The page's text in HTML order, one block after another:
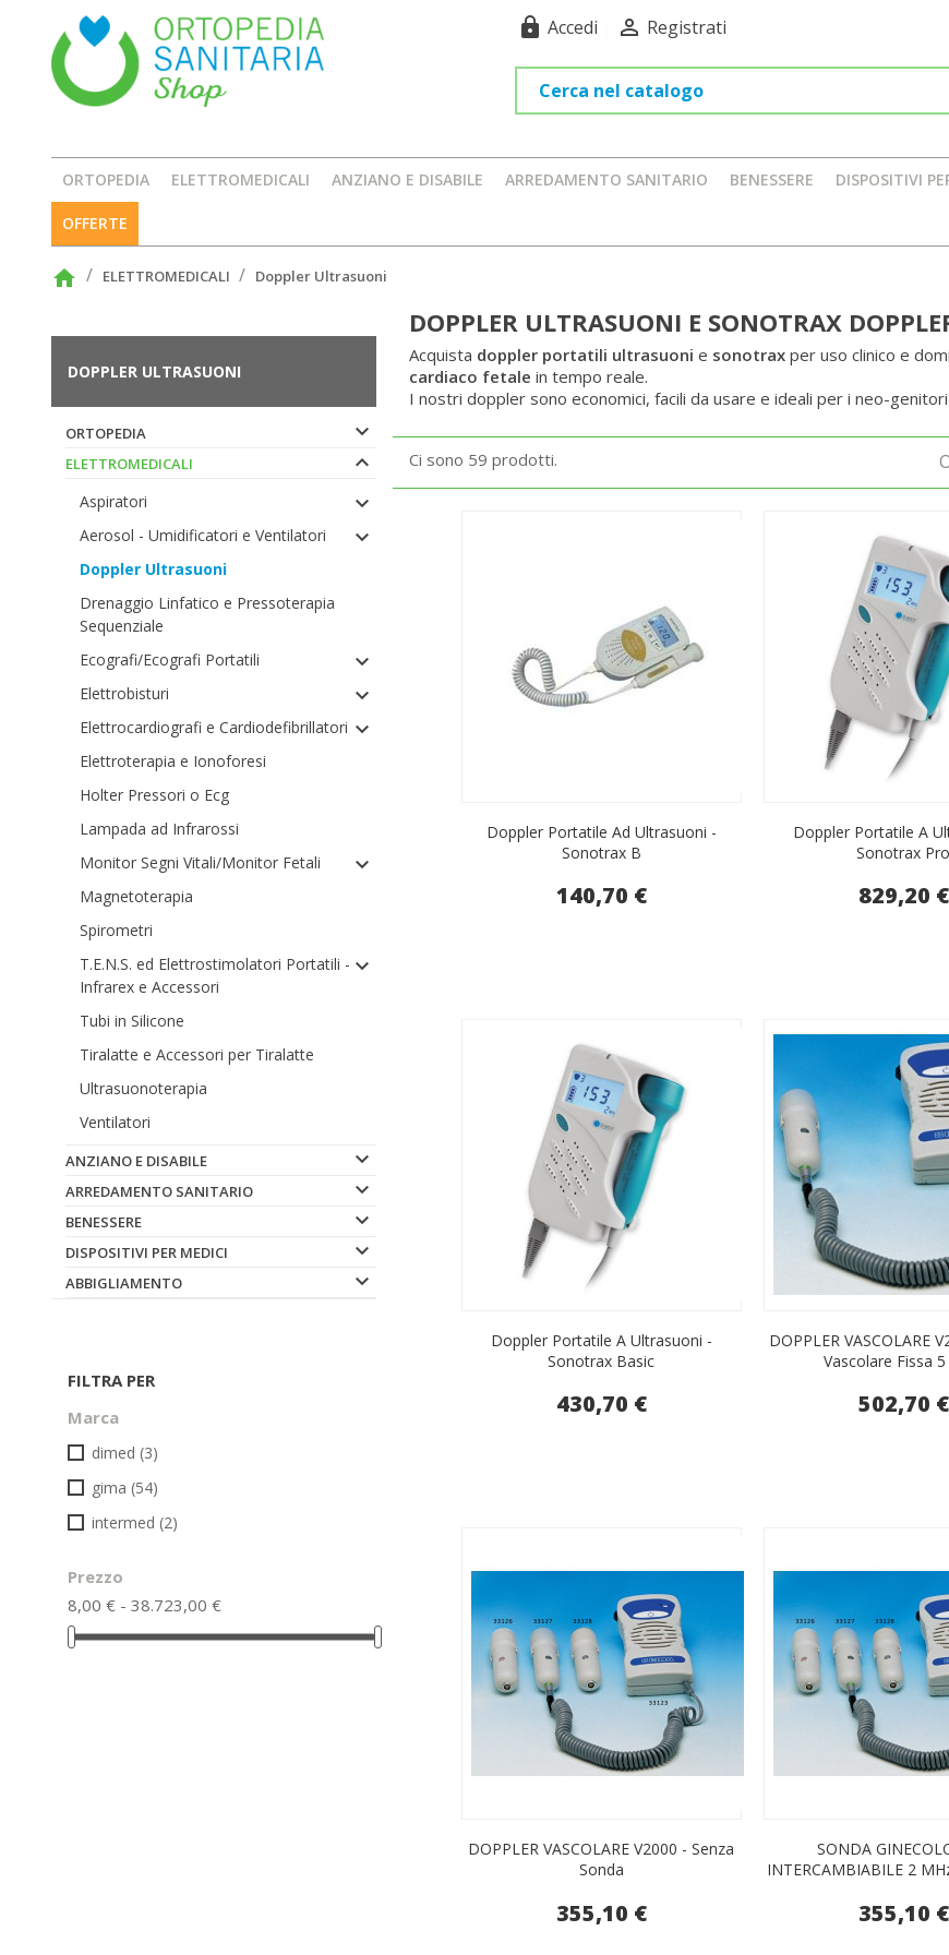
lock Accedi  Registrati
ORTOPEDIA ELETTROMEDICALI ANZIANO E DISABILE ARREDAMENTO SANITARIO BENESSERE DISPOSITIVI
OFFERTE
home ELETTROMEDICALI Doppler Ultrasuoni
DOPPLER ULTRASUONI
ORTOPEDIA 
ELETTROMEDICALI 
Aspiratori 
Aerosol - Umidificatori e Ventilatori 
Doppler Ultrasuoni
Drenaggio Linfatico e Pressoterapia
Sequenziale
Ecografi/Ecografi Portatili

Elettrobisturi 
Elettrocardiografi e Cardiodefibrillatori 
Elettroterapia e Ionoforesi
Holter Pressori o Ecg
Lampada ad Infrarossi
Monitor Segni Vitali/Monitor Fetali

Magnetoterapia
Spirometri
T.E.N.S. ed Elettrostimolatori Portatili -
Infrarex e Accessori

Tubi in Silicone
Tiralatte e Accessori per Tiralatte
Ultrasuonoterapia
Ventilatori
ANZIANO E DISABILE 
ARREDAMENTO SANITARIO 
BENESSERE 
DISPOSITIVI PER MEDICI 
ABBIGLIAMENTO 
FILTRA PER
Marca
dimed (3)
gima (54)
intermed (2)
Prezzo
8,00 € - 38.723,00 €
DOPPLER ULTRASUONI E SONOTRAX
Acquista doppler portatili ultrasuoni e sonotraxper uso clinico e
cardiaco fetale in tempo reale.
I nostri doppler sono economici, facili da usare e ideali per i neo-
Ci sono 59 prodotti.
Doppler Portatile Ad Ultrasuoni -
Sonotrax B
140,70 €
Doppler Portatile A
Sonotrax Pro
829,20 €
Doppler Portatile A Ultrasuoni -
Sonotrax Basic
430,70 €
DOPPLER VASCOLARE
Vascolare Fissa
502,70 €
DOPPLER VASCOLARE V2000 - Senza
Sonda
355,10 €
SONDA
INTERCAMBIABILE 2
355,10 €